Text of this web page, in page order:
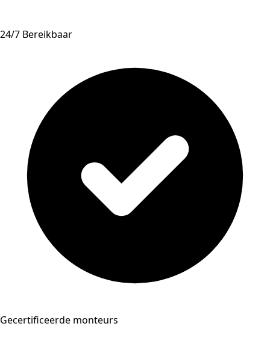
24/7 Bereikbaar
Gecertificeerde monteurs